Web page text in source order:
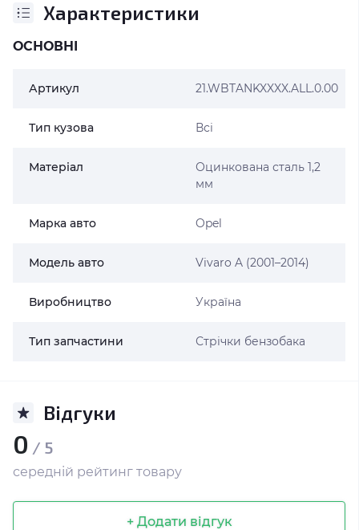
Характеристики
ОСНОВНІ
Артикул 21.WBTANKXXXX.ALL.0.00
Тип кузова Всі
Матеріал
Оцинкована сталь 1,2
мм
Марка авто Opel
Модель авто Vivaro A (2001–2014)
Виробництво Україна
Тип запчастини Стрічки бензобака
Відгуки
0 / 5
середній рейтинг товару
+ Додати відгук